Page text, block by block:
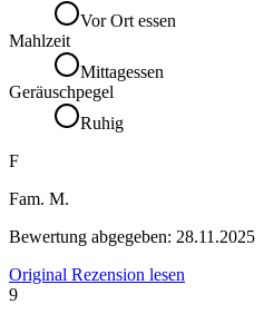
Vor Ort essen
Mahlzeit
Mittagessen
Geräuschpegel
Ruhig
F
Fam. M.
Bewertung abgegeben: 28.11.2025
Original Rezension lesen
9